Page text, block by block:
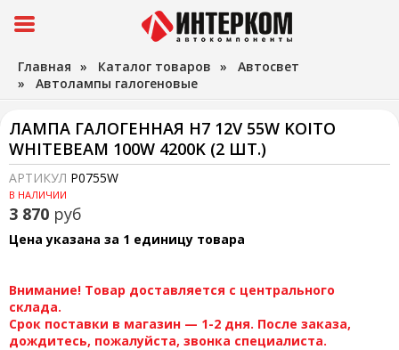
Главная » Каталог товаров » Автосвет
» Автолампы галогеновые
ЛАМПА ГАЛОГЕННАЯ H7 12V 55W KOITO
WHITEBEAM 100W 4200K (2 ШТ.)
АРТИКУЛ P0755W
В НАЛИЧИИ
3 870 руб
Цена указана за 1 единицу товара
Внимание! Товар доставляется с центрального
склада.
Срок поставки в магазин — 1-2 дня. После заказа,
дождитесь, пожалуйста, звонка специалиста.